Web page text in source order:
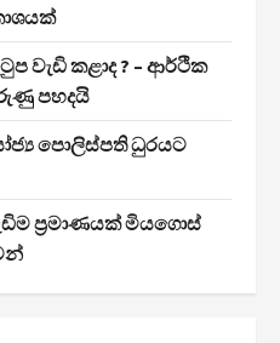
වැඩි කළාද ? – ආර්ථික
පහදයි
පොලිස්පති ධුරයට
ප්‍රමාණයක් මියගොස්